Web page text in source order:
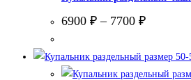
6900 ₽ – 7700 ₽